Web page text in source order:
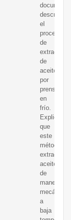
documento
describe
el
proceso
de
extracción
de
aceite
por
prensado
en
frío.
Explica
que
este
método
extrae
aceite
de
manera
mecánica
a
baja